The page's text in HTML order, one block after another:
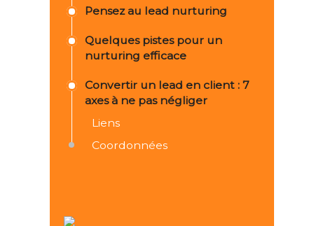
Pensez au lead nurturing
Quelques pistes pour un
nurturing efficace
Convertir un lead en client : 7
axes à ne pas négliger
Liens
Coordonnées